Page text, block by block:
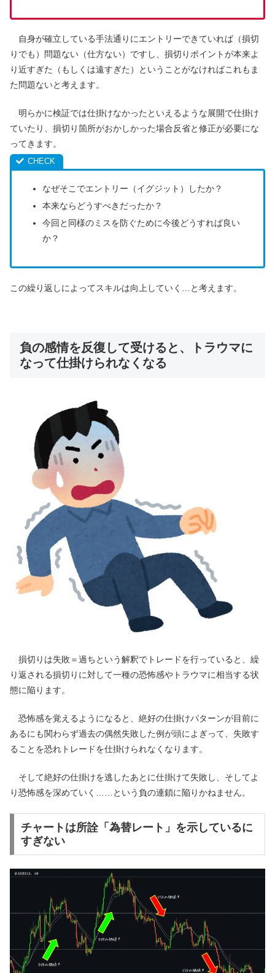
自身が確立している手法通りにエントリーできていれば（損切
りでも）問題ない（仕方ない）ですし、損切りポイントが本来よ
り近すぎた（もしくは遠すぎた）ということがなければこれもま
た問題ないと考えます。
明らかに検証では仕掛けなかったといえるような展開で仕掛け
ていたり、損切り箇所がおかしかった場合反省と修正が必要にな
ってきます。
なぜそこでエントリー（イグジット）したか？
本来ならどうすべきだったか？
今回と同様のミスを防ぐために今後どうすれば良い
か？
この繰り返しによってスキルは向上していく…と考えます。
負の感情を反復して受けると、トラウマに
なって仕掛けられなくなる
損切りは失敗＝過ちという解釈でトレードを行っていると、繰
り返される損切りに対して一種の恐怖感やトラウマに相当する状
態に陥ります。
恐怖感を覚えるようになると、絶好の仕掛けパターンが目前に
あるにも関わらず過去の偶然失敗した例が頭によぎって、失敗す
ることを恐れトレードを仕掛けられなくなります。
そして絶好の仕掛けを逃したあとに仕掛けて失敗し、そしてよ
り恐怖感を深めていく……という負の連鎖に陥りかねません。
チャートは所詮「為替レート」を示しているに
すぎない